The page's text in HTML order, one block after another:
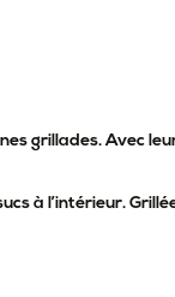
grillades. Avec
à l’intérieur.